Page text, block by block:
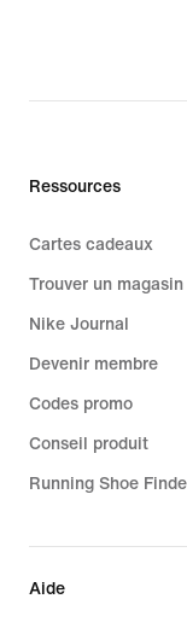
Ressources
Cartes cadeaux
Trouver un magasin
Nike Journal
Devenir membre
Codes promo
Conseil produit
Running Shoe
Aide